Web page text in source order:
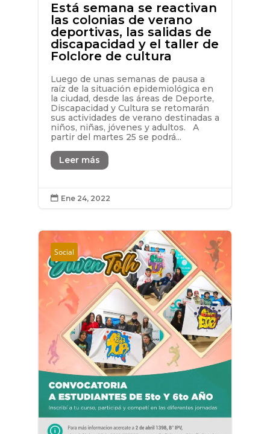
Está semana se reactivan
las colonias de verano
deportivas, las salidas de
discapacidad y el taller de
Folclore de cultura
Luego de unas semanas de pausa a
raíz de la situación epidemiológica en
la ciudad, desde las áreas de Deporte,
Discapacidad y Cultura se retomarán
sus actividades de verano destinadas a
niños, niñas, jóvenes y adultos. A
partir del martes 25 se podrá...
Leer más
 Ene 24, 2022
Social